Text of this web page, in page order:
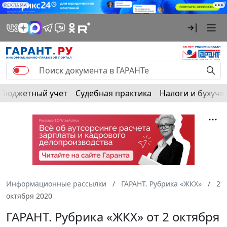
РЕКЛАМА
Бюджетный учет Судебная практика Налоги и
Информационные рассылки ГАРАНТ. Рубрика «ЖКХ»
2
октября 2020
ГАРАНТ. Рубрика «ЖКХ» от 2 октября